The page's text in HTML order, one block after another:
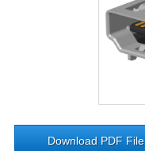
Download PDF File